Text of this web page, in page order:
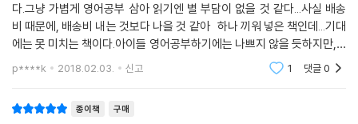
다.그냥 가볍게 영어공부 삼아 읽기엔 별 부담이 없을 것 같다...사실 배송
비 때문에, 배송비 내는 것보다 나을 것 같아 하나 끼워 넣은 책인데...기대
에는 못 미치는 책이다.아이들 영어공부하기에는 나쁘지 않을 듯하지만, 8
0일간의 세계일주를 읽을려는 목적에는 많이 부족할 듯...
p****k 2018.02.03. 신고 1 댓글0
종이책 구매